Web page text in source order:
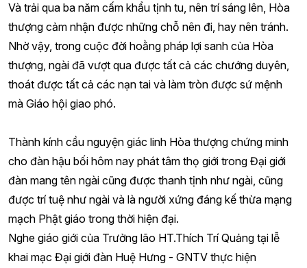
Và trải qua ba năm cấm khẩu tịnh tu, nên trí sáng lên, Hòa
thượng cảm nhận được những chỗ nên đi, hay nên tránh.
Nhờ vậy, trong cuộc đời hoằng pháp lợi sanh của Hòa
thượng, ngài đã vượt qua được tất cả các chướng duyên,
thoát được tất cả các nạn tai và làm tròn được sứ mệnh
mà Giáo hội giao phó.
Thành kính cầu nguyện giác linh Hòa thượng chứng minh
cho đàn hậu bối hôm nay phát tâm thọ giới trong Đại giới
đàn mang tên ngài cũng được thanh tịnh như ngài, cũng
được trí tuệ như ngài và là người xứng đáng kế thừa mạng
mạch Phật giáo trong thời hiện đại.
Nghe giáo giới của Trưởng lão HT.Thích Trí Quảng tại lễ
khai mạc Đại giới đàn Huệ Hưng - GNTV thực hiện